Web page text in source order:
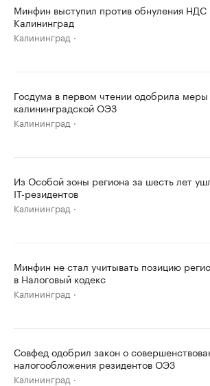
Минфин выступил против обнуления НДС
Калининград
Калининград
Госдума в первом чтении одобрила
калининградской ОЭЗ
Калининград
Из Особой зоны региона за шесть лет
IT-резидентов
Калининград
Минфин не стал учитывать позицию
в Налоговый кодекс
Калининград
Совфед одобрил закон о
налогообложения резидентов ОЭЗ
Калининград